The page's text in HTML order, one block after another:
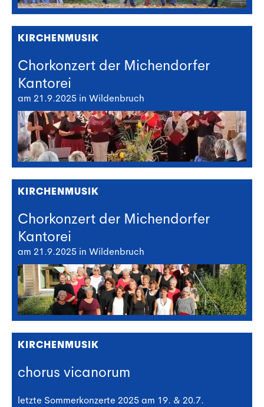
KIRCHENMUSIK
Chorkonzert der Michendorfer
Kantorei
am 21.9.2025 in Wildenbruch
KIRCHENMUSIK
Chorkonzert der Michendorfer
Kantorei
am 21.9.2025 in Wildenbruch
KIRCHENMUSIK
chorus vicanorum
letzte Sommerkonzerte 2025 am 19. & 20.7.